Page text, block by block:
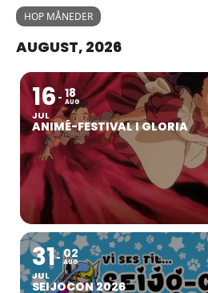
HOP MÅNEDER
AUGUST, 2026
16
JUL
18
AUG
ANIMÉ-FESTIVAL I GLORIA
31
JUL
02
AUG
SEIJOCON 2026